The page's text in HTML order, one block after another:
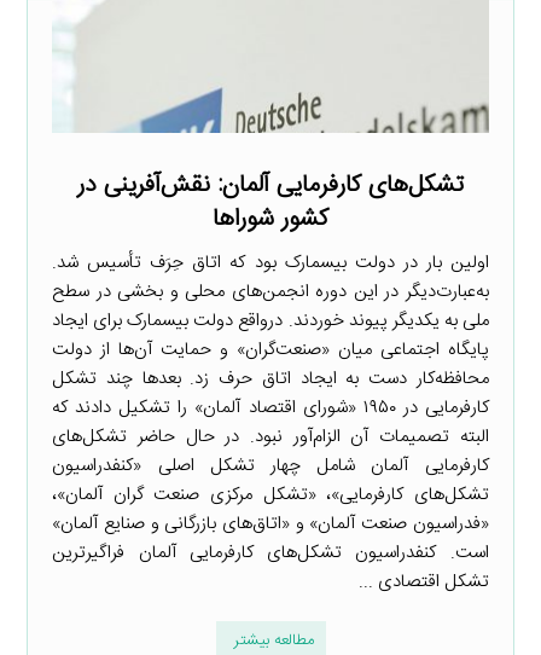
تشکل‌های کارفرمایی آلمان: نقش‌آفرینی در
کشور شوراها
اولین بار در دولت بیسمارک بود که اتاق حِرَف تأسیس شد.
به‌عبارت‌دیگر در این دوره انجمن‌های محلی و بخشی در سطح
ملی به یکدیگر پیوند خوردند. درواقع دولت بیسمارک برای ایجاد
پایگاه اجتماعی میان «صنعت‌گران» و حمایت آن‌ها از دولت
محافظه‌کار دست به ایجاد اتاق حرف زد. بعدها چند تشکل
کارفرمایی در ۱۹۵۰ «شورای اقتصاد آلمان» را تشکیل دادند که
البته تصمیمات آن الزام‌آور نبود. در حال حاضر تشکل‌های
کارفرمایی آلمان شامل چهار تشکل اصلی «کنفدراسیون
تشکل‌های کارفرمایی»، «تشکل مرکزی صنعت گران آلمان»،
«فدراسیون صنعت آلمان» و «اتاق‌های بازرگانی و صنایع آلمان»
است. کنفدراسیون تشکل‌های کارفرمایی آلمان فراگیرترین
تشکل اقتصادی ...
مطالعه بیشتر